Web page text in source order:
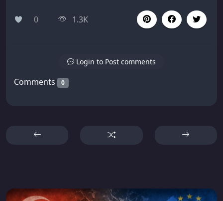
0 1.3K
Login to Post comments
Comments 0